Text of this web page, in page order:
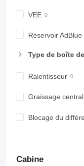
VEE
Réservoir AdBlue
Type de boîte
Ralentisseur
Graissage
Blocage du
Cabine